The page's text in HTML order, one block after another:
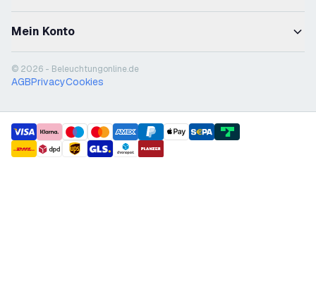
Mein Konto
© 2026 - Beleuchtungonline.de
AGBPrivacyCookies
payment methods
shipment methods